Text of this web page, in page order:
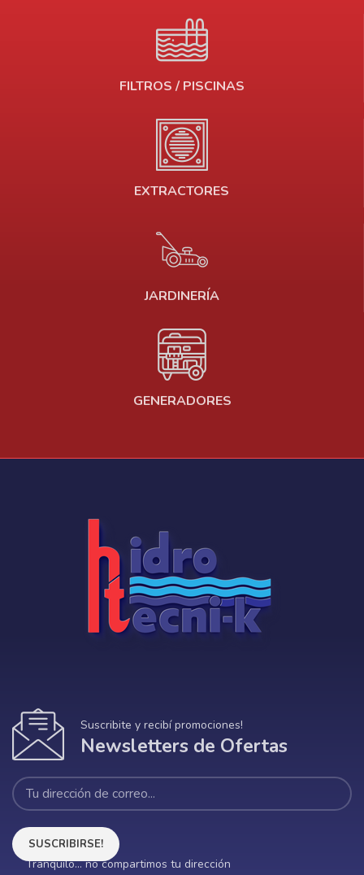
FILTROS / PISCINAS
EXTRACTORES
JARDINERÍA
GENERADORES
Suscribite y recibí promociones!
Newsletters de Ofertas
Tranquilo... no compartimos tu dirección